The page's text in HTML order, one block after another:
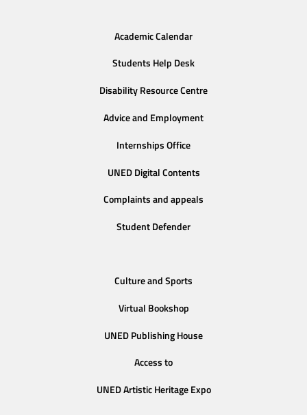
Academic Calendar
Students Help Desk
Disability Resource Centre
Advice and Employment
Internships Office
UNED Digital Contents
Complaints and appeals
Student Defender
Culture and Sports
Virtual Bookshop
UNED Publishing House
Access to
UNED Artistic Heritage Expo